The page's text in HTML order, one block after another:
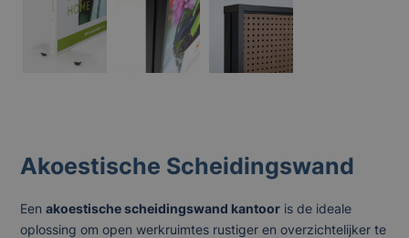
Akoestische Scheidingswand
Eenakoestische scheidingswand kantoor is de ideale
oplossing om open werkruimtes rustiger en overzichtelijker te